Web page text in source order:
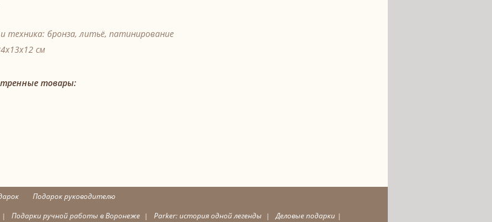
техника: бронза, литьё, патинирование
см
товары:
Подарок руководителю
Подарки ручной работы в Воронеже Parker: история одной легенды Деловые подарки